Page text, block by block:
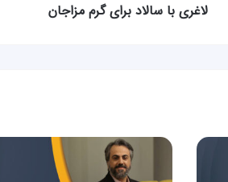
لاغری با سالاد برای گرم مزاجان